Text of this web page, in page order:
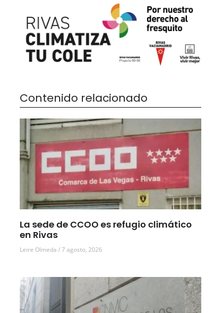
Contenido relacionado
La sede de CCOO es refugio climático
en Rivas
Leire Olmeda 7 agosto, 2026